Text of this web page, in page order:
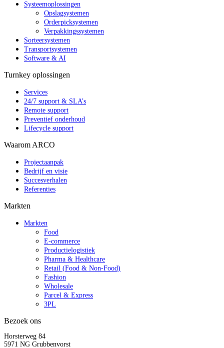
Systeemoplossingen
Opslagsystemen
Orderpicksystemen
Verpakkingssystemen
Sorteersystemen
Transportsystemen
Software & AI
Turnkey oplossingen
Services
24/7 support & SLA’s
Remote support
Preventief onderhoud
Lifecycle support
Waarom ARCO
Projectaanpak
Bedrijf en visie
Succesverhalen
Referenties
Markten
Markten
Food
E-commerce
Productielogistiek
Pharma & Healthcare
Retail (Food & Non-Food)
Fashion
Wholesale
Parcel & Express
3PL
Bezoek ons
Horsterweg 84
5971 NG Grubbenvorst